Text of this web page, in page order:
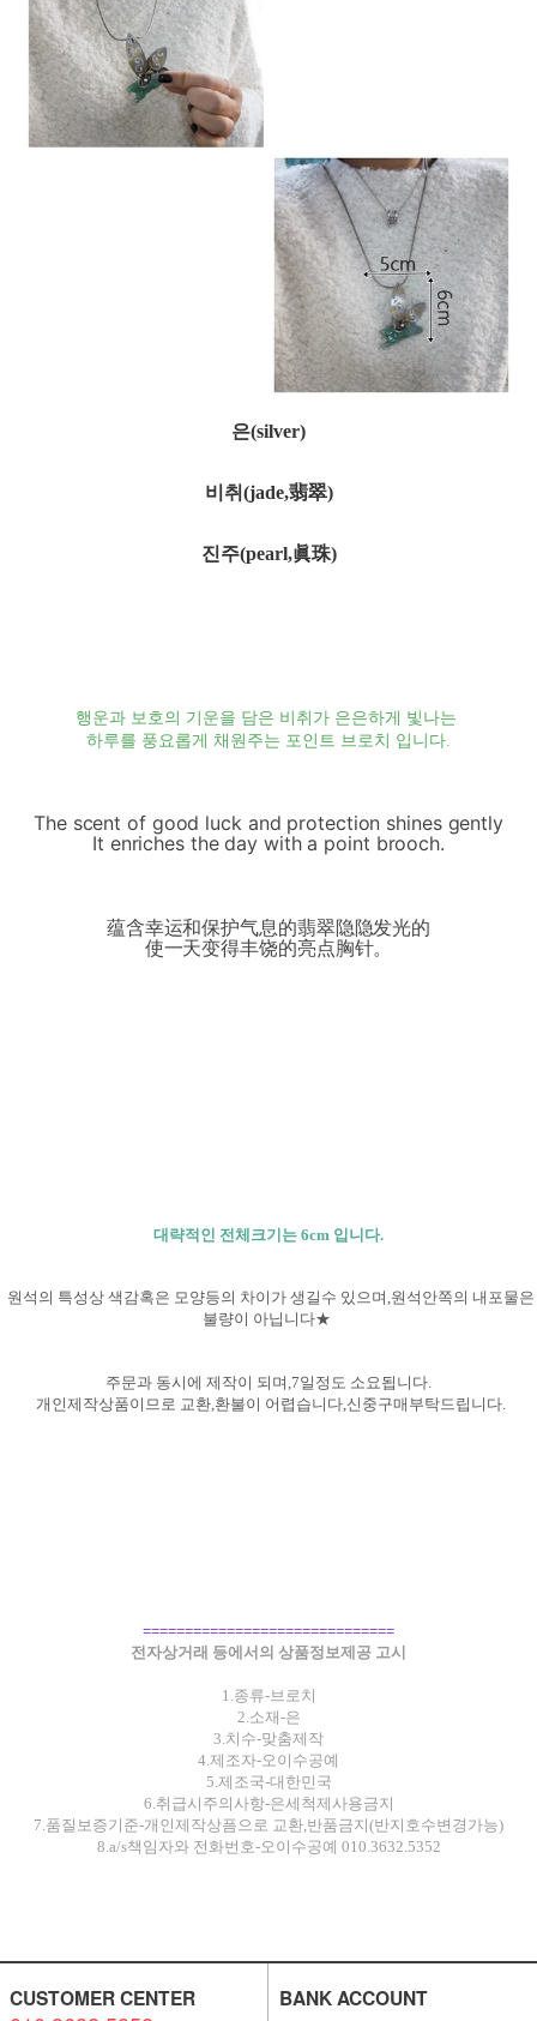
은(silver)
비취(jade,翡翠)
진주(pearl,眞珠)
행운과 보호의 기운을 담은 비취가 은은하게 빛나는
하루를 풍요롭게 채원주는 포인트 브로치 입니다.
The scent of good luck and protection shines gently
It enriches the day with a point brooch.
蕴含幸运和保护气息的翡翠隐隐发光的
使一天变得丰饶的亮点胸针。
대략적인 전체크기는 6cm 입니다.
원석의 특성상 색감혹은 모양등의 차이가 생길수 있으며,원석안쪽의 내포물은
불량이 아닙니다★
주문과 동시에 제작이 되며,7일정도 소요됩니다.
개인제작상품이므로 교환,환불이 어렵습니다,신중구매부탁드립니다.
==============================
전자상거래 등에서의 상품정보제공 고시
1.종류-브로치
2.소재-은
3.치수-맞춤제작
4.제조자-오이수공예
5.제조국-대한민국
6.취급시주의사항-은세척제사용금지
7.품질보증기준-개인제작상픔으로 교환,반품금지(반지호수변경가능)
8.a/s책임자와 전화번호-오이수공예 010.3632.5352
CUSTOMER CENTER BANK ACCOUNT